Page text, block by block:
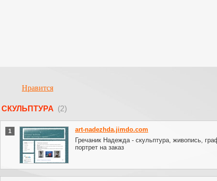
Нравится
СКУЛЬПТУРА (2)
1
art-nadezhda.jimdo.com
Гречаник Надежда - скульптура, живопись,
портрет на заказ